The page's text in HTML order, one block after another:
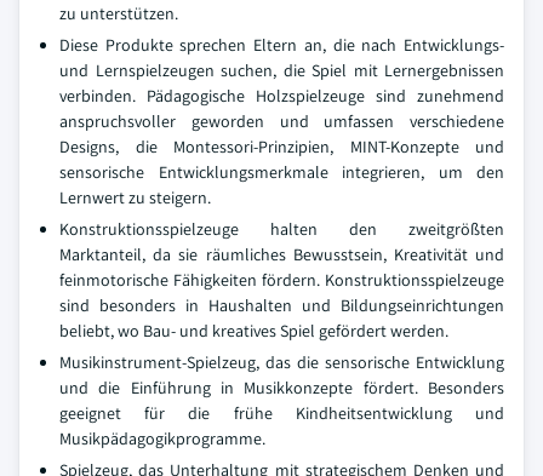
zu unterstützen.
Diese Produkte sprechen Eltern an, die nach Entwicklungs-
und Lernspielzeugen suchen, die Spiel mit Lernergebnissen
verbinden. Pädagogische Holzspielzeuge sind zunehmend
anspruchsvoller geworden und umfassen verschiedene
Designs, die Montessori-Prinzipien, MINT-Konzepte und
sensorische Entwicklungsmerkmale integrieren, um den
Lernwert zu steigern.
Konstruktionsspielzeuge halten den zweitgrößten
Marktanteil, da sie räumliches Bewusstsein, Kreativität und
feinmotorische Fähigkeiten fördern. Konstruktionsspielzeuge
sind besonders in Haushalten und Bildungseinrichtungen
beliebt, wo Bau- und kreatives Spiel gefördert werden.
Musikinstrument-Spielzeug, das die sensorische Entwicklung
und die Einführung in Musikkonzepte fördert. Besonders
geeignet für die frühe Kindheitsentwicklung und
Musikpädagogikprogramme.
Spielzeug, das Unterhaltung mit strategischem Denken und